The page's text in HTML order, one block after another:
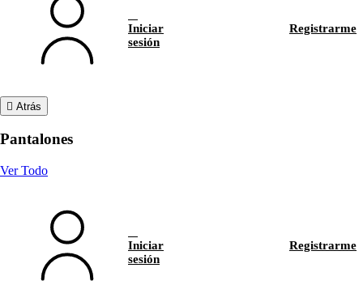
Iniciar
sesión
Registrarme
Atrás
Pantalones
Ver Todo
Iniciar
sesión
Registrarme